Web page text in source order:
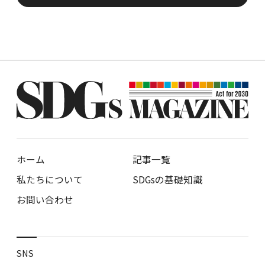
ホーム
記事一覧
私たちについて
SDGsの基礎知識
お問い合わせ
SNS